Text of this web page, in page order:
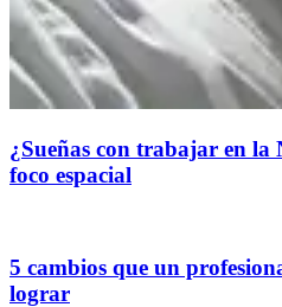
¿Sueñas con trabajar en la
foco espacial
5 cambios que un
lograr